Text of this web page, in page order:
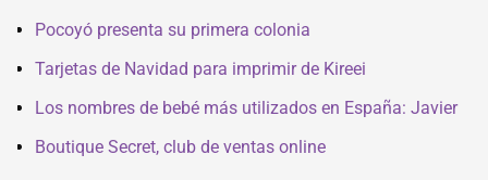
Pocoyó presenta su primera colonia
Tarjetas de Navidad para imprimir de Kireei
Los nombres de bebé más utilizados en España: Javier
Boutique Secret, club de ventas online